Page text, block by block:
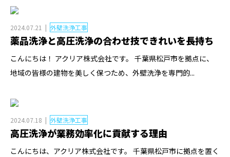
2024.07.21 外壁洗浄工事
薬品洗浄と高圧洗浄の合わせ技できれいを長持ち
こんにちは！ アクリア株式会社です。 千葉県松戸市を拠点に、
地域の皆様の建物を美しく保つため、外壁洗浄を専門的...
2024.07.18 外壁洗浄工事
高圧洗浄が業務効率化に貢献する理由
こんにちは、アクリア株式会社です。 千葉県松戸市に拠点を置く